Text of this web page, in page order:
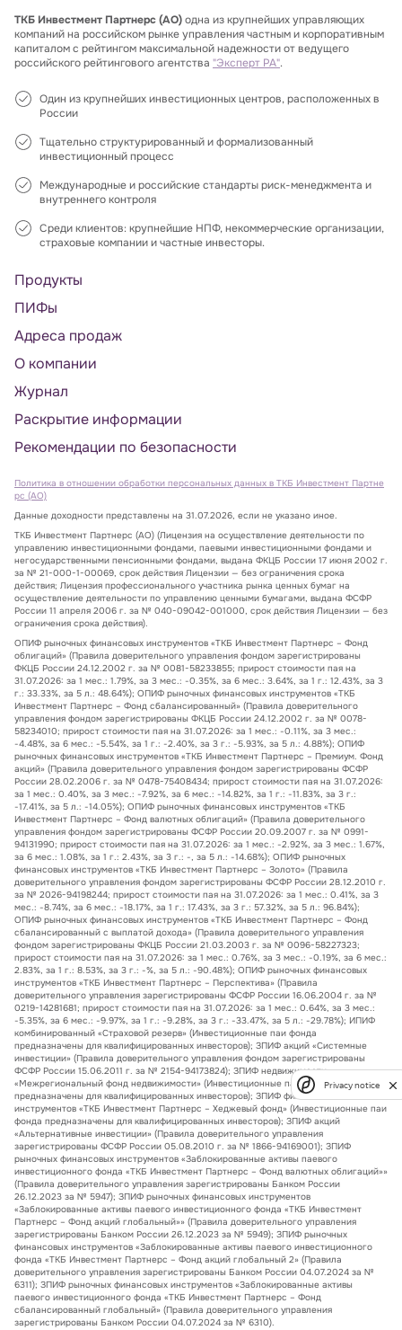
ТКБ Инвестмент Партнерс (АО)одна из крупнейших управляющих
компаний на российском рынке управления частным и корпоративным
капиталом с рейтингом максимальной надежности от ведущего
российского рейтингового агентства "Эксперт РА".
Один из крупнейших инвестиционных центров, расположенных в
России
Тщательно структурированный и формализованный
инвестиционный процесс
Международные и российские стандарты риск-менеджмента и
внутреннего контроля
Среди клиентов: крупнейшие НПФ, некоммерческие организации,
страховые компании и частные инвесторы.
Продукты
ПИФы
Адреса продаж
О компании
Журнал
Раскрытие информации
Рекомендации по безопасности
Политика в отношении обработки персональных данных в ТКБ Инвестмент Партне
рс (АО)
Данные доходности представлены на 31.07.2026, если не указано иное.
ТКБ Инвестмент Партнерс (АО) (Лицензия на осуществление деятельности по
управлению инвестиционными фондами, паевыми инвестиционными фондами и
негосударственными пенсионными фондами, выдана ФКЦБ России 17 июня 2002 г.
за № 21-000-1-00069, срок действия Лицензии — без ограничения срока
действия; Лицензия профессионального участника рынка ценных бумаг на
осуществление деятельности по управлению ценными бумагами, выдана ФСФР
России 11 апреля 2006 г. за № 040-09042-001000, срок действия Лицензии — без
ограничения срока действия).
ОПИФ рыночных финансовых инструментов «ТКБ Инвестмент Партнерс – Фонд
облигаций» (Правила доверительного управления фондом зарегистрированы
ФКЦБ России 24.12.2002 г. за № 0081-58233855; прирост стоимости пая на
31.07.2026: за 1 мес.: 1.79%, за 3 мес.: -0.35%, за 6 мес.: 3.64%, за 1 г.: 12.43%, за 3
г.: 33.33%, за 5 л.: 48.64%); ОПИФ рыночных финансовых инструментов «ТКБ
Инвестмент Партнерс – Фонд сбалансированный» (Правила доверительного
управления фондом зарегистрированы ФКЦБ России 24.12.2002 г. за № 0078-
58234010; прирост стоимости пая на 31.07.2026: за 1 мес.: -0.11%, за 3 мес.:
-4.48%, за 6 мес.: -5.54%, за 1 г.: -2.40%, за 3 г.: -5.93%, за 5 л.: 4.88%); ОПИФ
рыночных финансовых инструментов «ТКБ Инвестмент Партнерс – Премиум. Фонд
акций» (Правила доверительного управления фондом зарегистрированы ФСФР
России 28.02.2006 г. за № 0478-75408434; прирост стоимости пая на 31.07.2026:
за 1 мес.: 0.40%, за 3 мес.: -7.92%, за 6 мес.: -14.82%, за 1 г.: -11.83%, за 3 г.:
-17.41%, за 5 л.: -14.05%); ОПИФ рыночных финансовых инструментов «ТКБ
Инвестмент Партнерс – Фонд валютных облигаций» (Правила доверительного
управления фондом зарегистрированы ФСФР России 20.09.2007 г. за № 0991-
94131990; прирост стоимости пая на 31.07.2026: за 1 мес.: -2.92%, за 3 мес.: 1.67%,
за 6 мес.: 1.08%, за 1 г.: 2.43%, за 3 г.: -, за 5 л.: -14.68%); ОПИФ рыночных
финансовых инструментов «ТКБ Инвестмент Партнерс – Золото» (Правила
доверительного управления фондом зарегистрированы ФСФР России 28.12.2010 г.
за № 2026-94198244; прирост стоимости пая на 31.07.2026: за 1 мес.: 0.41%, за 3
мес.: -8.74%, за 6 мес.: -18.17%, за 1 г.: 17.43%, за 3 г.: 57.32%, за 5 л.: 96.84%);
ОПИФ рыночных финансовых инструментов «ТКБ Инвестмент Партнерс – Фонд
сбалансированный с выплатой дохода» (Правила доверительного управления
фондом зарегистрированы ФКЦБ России 21.03.2003 г. за № 0096-58227323;
прирост стоимости пая на 31.07.2026: за 1 мес.: 0.76%, за 3 мес.: -0.19%, за 6 мес.:
2.83%, за 1 г.: 8.53%, за 3 г.: -%, за 5 л.: -90.48%); ОПИФ рыночных финансовых
инструментов «ТКБ Инвестмент Партнерс – Перспектива» (Правила
доверительного управления зарегистрированы ФСФР России 16.06.2004 г. за №
0219-14281681; прирост стоимости пая на 31.07.2026: за 1 мес.: 0.64%, за 3 мес.:
-5.35%, за 6 мес.: -9.97%, за 1 г.: -9.28%, за 3 г.: -33.47%, за 5 л.: -29.78%); ИПИФ
комбинированный «Страховой резерв» (Инвестиционные паи фонда
предназначены для квалифицированных инвесторов); ЗПИФ акций «Системные
инвестиции» (Правила доверительного управления фондом зарегистрированы
ФСФР России 15.06.2011 г. за № 2154-94173824); ЗПИФ недвижимости
«Межрегиональный фонд недвижимости» (Инвестиционные паи фонда
предназначены для квалифицированных инвесторов); ЗПИФ финансовых
инструментов «ТКБ Инвестмент Партнерс – Хеджевый фонд» (Инвестиционные паи
фонда предназначены для квалифицированных инвесторов); ЗПИФ акций
«Альтернативные инвестиции» (Правила доверительного управления
зарегистрированы ФСФР России 05.08.2010 г. за № 1866-94169001); ЗПИФ
рыночных финансовых инструментов «Заблокированные активы паевого
инвестиционного фонда «ТКБ Инвестмент Партнерс – Фонд валютных облигаций»»
(Правила доверительного управления зарегистрированы Банком России
26.12.2023 за № 5947); ЗПИФ рыночных финансовых инструментов
«Заблокированные активы паевого инвестиционного фонда «ТКБ Инвестмент
Партнерс – Фонд акций глобальный»» (Правила доверительного управления
зарегистрированы Банком России 26.12.2023 за № 5949); ЗПИФ рыночных
финансовых инструментов «Заблокированные активы паевого инвестиционного
фонда «ТКБ Инвестмент Партнерс – Фонд акций глобальный 2» (Правила
доверительного управления зарегистрированы Банком России 04.07.2024 за №
6311); ЗПИФ рыночных финансовых инструментов «Заблокированные активы
паевого инвестиционного фонда «ТКБ Инвестмент Партнерс – Фонд
сбалансированный глобальный» (Правила доверительного управления
зарегистрированы Банком России 04.07.2024 за № 6310).
Privacy notice